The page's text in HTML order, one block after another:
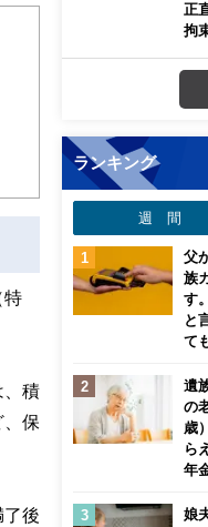
特
、積
、保
了後
正
拘
ランキング
週 間
父
族
す
と
て
遺
の
歳
ら
年
娘